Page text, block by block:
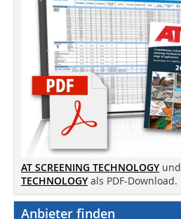
AT SCREENING TECHNOLOGY und
TECHNOLOGY als PDF-Download.
Anbieter finden